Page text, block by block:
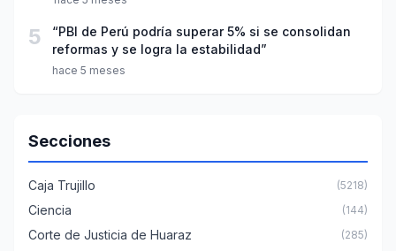
5
“PBI de Perú podría superar 5% si se consolidan
reformas y se logra la estabilidad”
hace 5 meses
Secciones
Caja Trujillo (5218)
Ciencia (144)
Corte de Justicia de Huaraz (285)